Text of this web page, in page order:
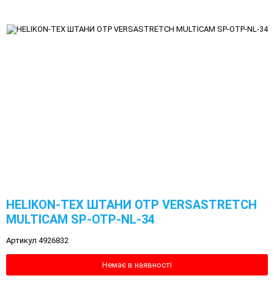
HELIKON-TEX ШТАНИ OTP VERSASTRETCH
MULTICAM SP-OTP-NL-34
Артикул 4926832
Немає в наявності